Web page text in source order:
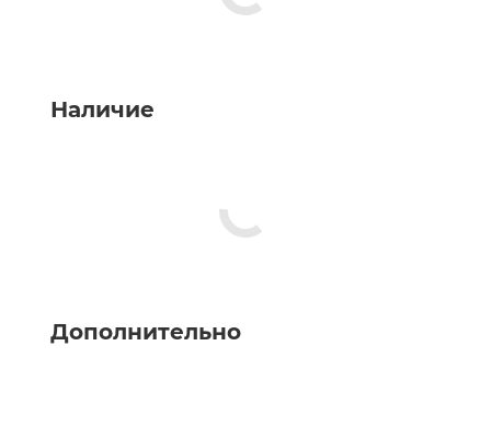
Наличие
Дополнительно